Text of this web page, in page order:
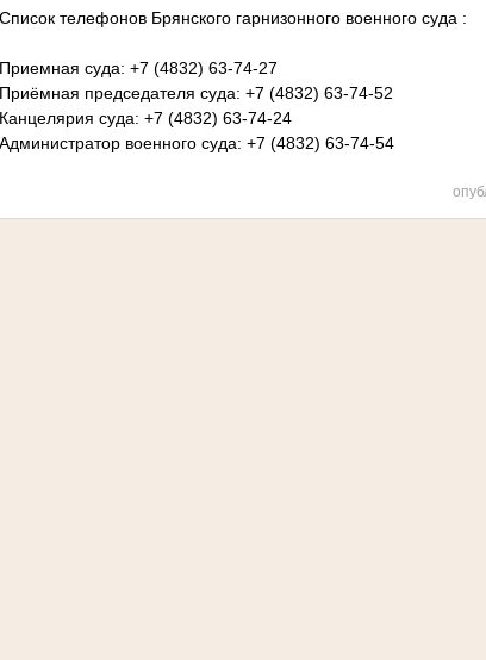
Список телефонов Брянского гарнизонного военного суда :
Приемная суда: +7 (4832) 63-74-27
Приёмная председателя суда: +7 (4832) 63-74-52
Канцелярия суда: +7 (4832) 63-74-24
Администратор военного суда: +7 (4832) 63-74-54